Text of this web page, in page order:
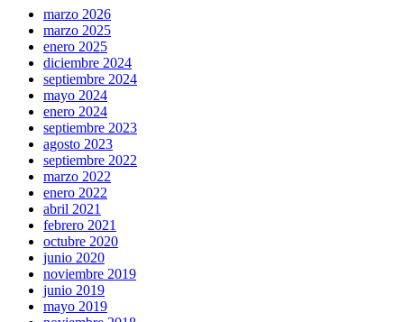
marzo 2026
marzo 2025
enero 2025
diciembre 2024
septiembre 2024
mayo 2024
enero 2024
septiembre 2023
agosto 2023
septiembre 2022
marzo 2022
enero 2022
abril 2021
febrero 2021
octubre 2020
junio 2020
noviembre 2019
junio 2019
mayo 2019